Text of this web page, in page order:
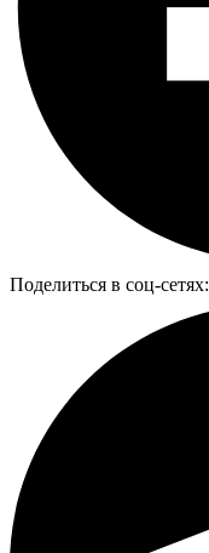
Поделиться в соц-сетях: